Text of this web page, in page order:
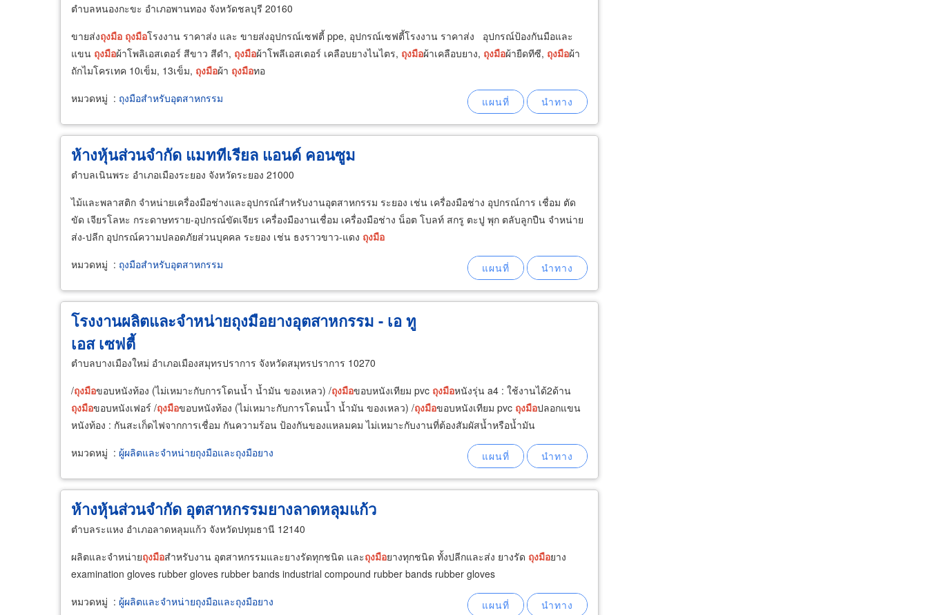
ตำบลหนองกะขะ อำเภอพานทอง จังหวัดชลบุรี 20160
ขายส่งถุงมือ ถุงมือโรงงาน ราคาส่ง และ ขายส่งอุปกรณ์เซฟตี้ ppe, อุปกรณ์เซฟตี้โรงงาน ราคาส่ง อุปกรณ์ป้องกันมือและ
แขน ถุงมือผ้าโพลิเอสเตอร์ สีขาว สีดำ, ถุงมือผ้าโพลีเอสเตอร์ เคลือบยางไนไตร, ถุงมือผ้าเคลือบยาง, ถุงมือผ้ายืดทีซี, ถุงมือผ้า
ถักไมโครเทค 10เข็ม, 13เข็ม, ถุงมือผ้า ถุงมือทอ
หมวดหมู่ : ถุงมือสำหรับอุตสาหกรรม
ห้างหุ้นส่วนจำกัด แมททีเรียล แอนด์ คอนซูม
ตำบลเนินพระ อำเภอเมืองระยอง จังหวัดระยอง 21000
ไม้และพลาสติก จำหน่ายเครื่องมือช่างและอุปกรณ์สำหรับงานอุตสาหกรรม ระยอง เช่น เครื่องมือช่าง อุปกรณ์การ เชื่อม ตัด
ขัด เจียรโลหะ กระดาษทราย-อุปกรณ์ขัดเจียร เครื่องมืองานเชื่อม เครื่องมือช่าง น็อต โบลท์ สกรู ตะปู พุก ตลับลูกปืน จำหน่าย
ส่ง-ปลีก อุปกรณ์ความปลอดภัยส่วนบุคคล ระยอง เช่น ธงราวขาว-แดง ถุงมือ
หมวดหมู่ : ถุงมือสำหรับอุตสาหกรรม
โรงงานผลิตและจำหน่ายถุงมือยางอุตสาหกรรม - เอ ทู
เอส เซฟตี้
ตำบลบางเมืองใหม่ อำเภอเมืองสมุทรปราการ จังหวัดสมุทรปราการ 10270
/ถุงมือขอบหนังท้อง (ไม่เหมาะกับการโดนน้ำ น้ำมัน ของเหลว) /ถุงมือขอบหนังเทียม pvc ถุงมือหนังรุ่น a4 : ใช้งานได้2ด้าน
ถุงมือขอบหนังเฟอร์ /ถุงมือขอบหนังท้อง (ไม่เหมาะกับการโดนน้ำ น้ำมัน ของเหลว) /ถุงมือขอบหนังเทียม pvc ถุงมือปลอกแขน
หนังท้อง : กันสะเก็ดไฟจากการเชื่อม กันความร้อน ป้องกันของแหลมคม ไม่เหมาะกับงานที่ต้องสัมผัสน้ำหรือน้ำมัน
หมวดหมู่ : ผู้ผลิตและจำหน่ายถุงมือและถุงมือยาง
ห้างหุ้นส่วนจำกัด อุตสาหกรรมยางลาดหลุมแก้ว
ตำบลระแหง อำเภอลาดหลุมแก้ว จังหวัดปทุมธานี 12140
ผลิตและจำหน่ายถุงมือสำหรับงาน อุตสาหกรรมและยางรัดทุกชนิด และถุงมือยางทุกชนิด ทั้งปลีกและส่ง ยางรัด ถุงมือยาง
examination gloves rubber gloves rubber bands industrial compound rubber bands rubber gloves
หมวดหมู่ : ผู้ผลิตและจำหน่ายถุงมือและถุงมือยาง